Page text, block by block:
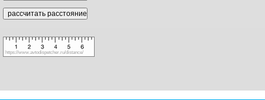
https://www.avtodispetcher.ru/distance/